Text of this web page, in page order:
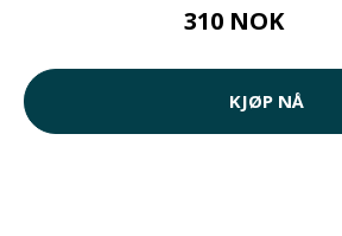
310 NOK
KJØP NÅ